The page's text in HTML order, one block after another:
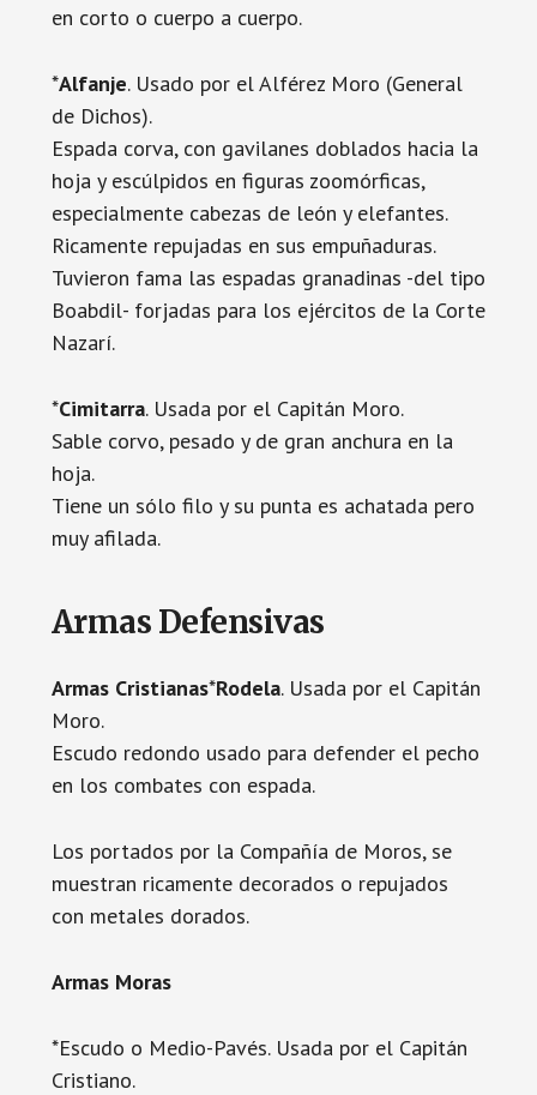
en corto o cuerpo a cuerpo.
*Alfanje. Usado por el Alférez Moro (General
de Dichos).
Espada corva, con gavilanes doblados hacia la
hoja y escúlpidos en figuras zoomórficas,
especialmente cabezas de león y elefantes.
Ricamente repujadas en sus empuñaduras.
Tuvieron fama las espadas granadinas -del tipo
Boabdil- forjadas para los ejércitos de la Corte
Nazarí.
*Cimitarra. Usada por el Capitán Moro.
Sable corvo, pesado y de gran anchura en la
hoja.
Tiene un sólo filo y su punta es achatada pero
muy afilada.
Armas Defensivas
Armas Cristianas*Rodela. Usada por el Capitán
Moro.
Escudo redondo usado para defender el pecho
en los combates con espada.
Los portados por la Compañía de Moros, se
muestran ricamente decorados o repujados
con metales dorados.
Armas Moras
*Escudo o Medio-Pavés. Usada por el Capitán
Cristiano.